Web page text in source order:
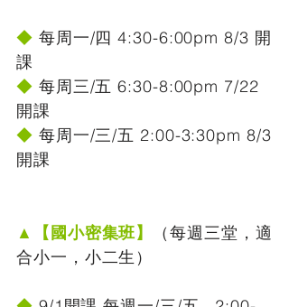
◆ 每周一/四 4:30-6:00pm 8/3 開
課
◆ 每周三/五 6:30-8:00pm 7/22
開課
◆ 每周一/三/五 2:00-3:30pm 8/3
開課
▲【國小密集班】
（每週三堂，適
合小一，小二生）